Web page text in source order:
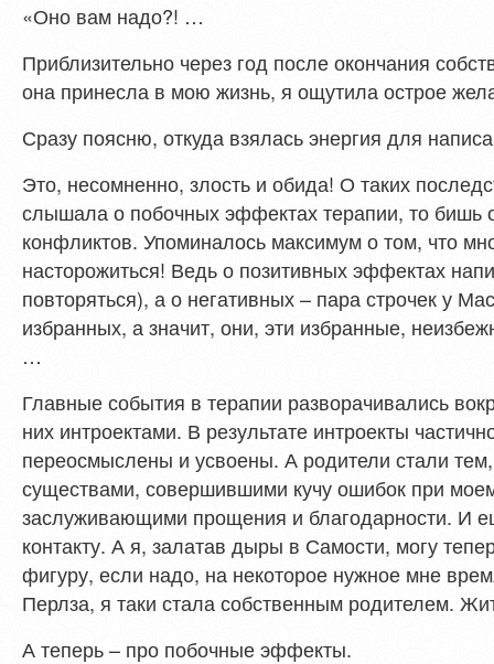
«Оно вам надо?! …
Приблизительно через год после окончания
она принесла в мою жизнь, я ощутила острое
Сразу поясню, откуда взялась энергия для
Это, несомненно, злость и обида! О таких
слышала о побочных эффектах терапии, то бишь
конфликтов. Упоминалось максимум о том, что
насторожиться! Ведь о позитивных эффектах
повторяться), а о негативных – пара строчек у
избранных, а значит, они, эти избранные,
…
Главные события в терапии разворачивались
них интроектами. В результате интроекты
переосмыслены и усвоены. А родители стали
существами, совершившими кучу ошибок при
заслуживающими прощения и благодарности. И
контакту. А я, залатав дыры в Самости, могу
фигуру, если надо, на некоторое нужное мне
Перлза, я таки стала собственным родителем.
А теперь – про побочные эффекты.